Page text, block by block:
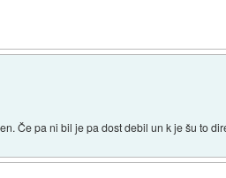
Če pa ni bil je pa dost debil un k je šu to